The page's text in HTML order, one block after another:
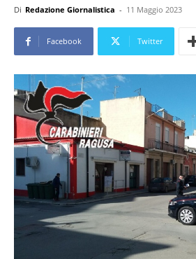
Di Redazione Giornalistica - 11 Maggio 2023
Facebook Twitter